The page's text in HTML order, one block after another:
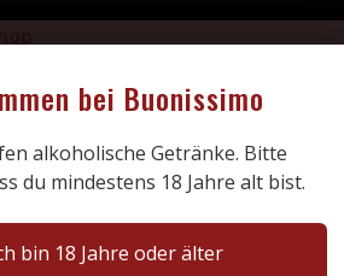
bei Buonissimo
alkoholische Getränke. Bitte
du mindestens 18 Jahre alt bist.
bin 18 Jahre oder älter